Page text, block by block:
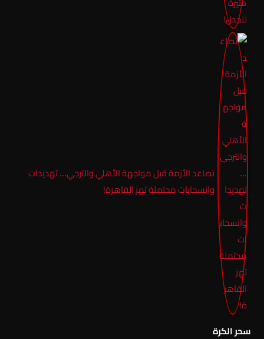
تصاعد الأزمة قبل مواجهة الأهلي والترجي… تهديدات
وانسحابات محتملة تهز القاهرة!
سحر الكرة